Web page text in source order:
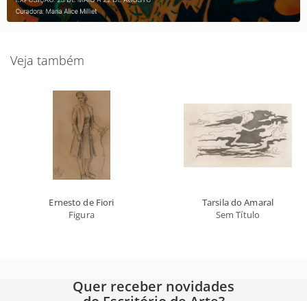
Veja também
Ernesto de Fiori
Figura
Tarsila do Amaral
Sem Título
Quer receber novidades